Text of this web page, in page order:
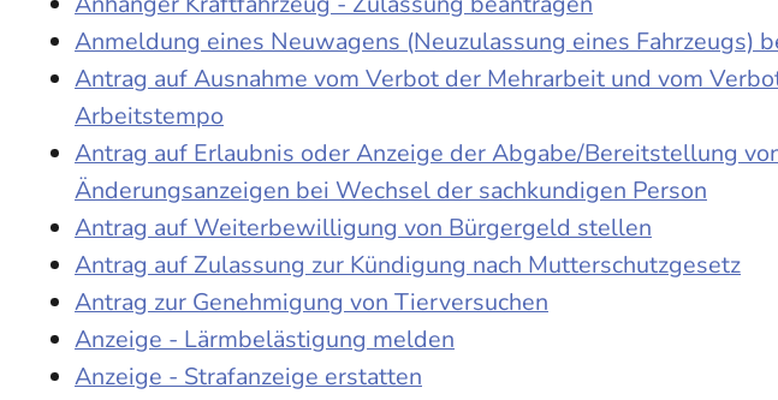
Anmeldung eines Neuwagens (Neuzulassung eines Fahrzeugs)
Antrag auf Ausnahme vom Verbot der Mehrarbeit und vom
Arbeitstempo
Antrag auf Erlaubnis oder Anzeige der Abgabe/Bereitstellung
Änderungsanzeigen bei Wechsel der sachkundigen Person
Antrag auf Weiterbewilligung von Bürgergeld stellen
Antrag auf Zulassung zur Kündigung nach Mutterschutzgesetz
Antrag zur Genehmigung von Tierversuchen
Anzeige - Lärmbelästigung melden
Anzeige - Strafanzeige erstatten